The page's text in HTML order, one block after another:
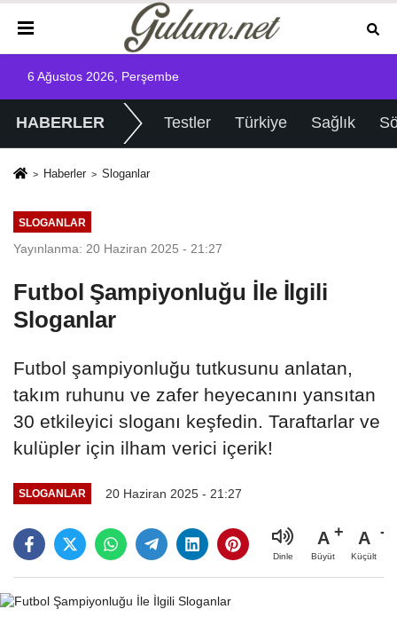
6 Ağustos 2026, Perşembe
HABERLER Testler Türkiye Sağlık
Haberler Sloganlar
SLOGANLAR
Yayınlanma: 20 Haziran 2025 - 21:27
Futbol Şampiyonluğu İle İlgili
Sloganlar
Futbol şampiyonluğu tutkusunu anlatan,
takım ruhunu ve zafer heyecanını yansıtan
30 etkileyici sloganı keşfedin. Taraftarlar ve
kulüpler için ilham verici içerik!
SLOGANLAR 20 Haziran 2025 - 21:27
Dinle
A
Büyüt
A
Küçült